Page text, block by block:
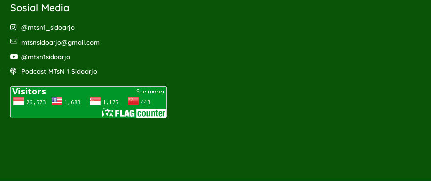
Sosial Media
@mtsn1_sidoarjo
mtsnsidoarjo@gmail.com
@mtsn1sidoarjo
Podcast MTsN 1 Sidoarjo